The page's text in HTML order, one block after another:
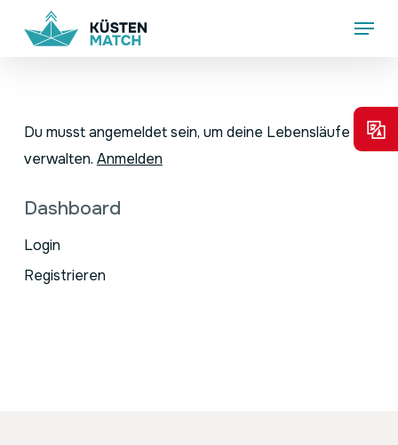
Menu
Du musst angemeldet sein, um deine Lebensläufe zu
verwalten. Anmelden
Dashboard
Login
Registrieren